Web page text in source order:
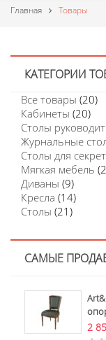
Главная Товары
КАТЕГОРИИ
Все товары (20)
Кабинеты (20)
Столы
Журнальные
Столы для
Мягкая мебель
Диваны (9)
Кресла (14)
Столы (21)
САМЫЕ
2